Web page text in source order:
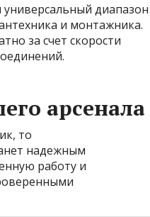
диапазон
и монтажника.
за счет скорости
арсенала
то
надежным
работу и